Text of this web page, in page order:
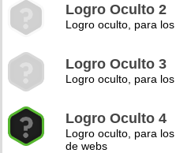
Logro Oculto 2
Logro oculto, para
Logro Oculto 3
Logro oculto, para
Logro Oculto 4
Logro oculto, para
de webs